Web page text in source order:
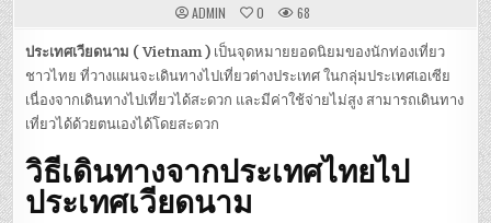
ADMIN 0 68
ประเทศเวียดนาม ( Vietnam ) เป็นจุดหมายยอดนิยมของนักท่องเที่ยว
ชาวไทย ที่วางแผนจะเดินทางไปเที่ยวต่างประเทศ ในกลุ่มประเทศเอเซีย
เนื่องจากเดินทางไปเที่ยวได้สะดวก และมีค่าใช้จ่ายไม่สูง สามารถเดินทาง
เที่ยวได้ด้วยตนเองได้โดยสะดวก
วิธีเดินทางจากประเทศไทยไป
ประเทศเวียดนาม